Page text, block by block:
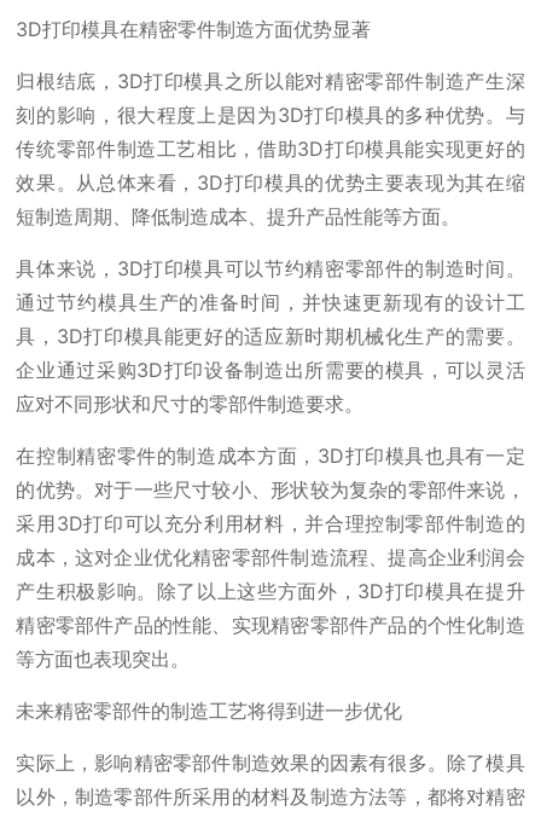
3D打印模具在精密零件制造方面优势显著
归根结底，3D打印模具之所以能对精密零部件制造产生深
刻的影响，很大程度上是因为3D打印模具的多种优势。与
传统零部件制造工艺相比，借助3D打印模具能实现更好的
效果。从总体来看，3D打印模具的优势主要表现为其在缩
短制造周期、降低制造成本、提升产品性能等方面。
具体来说，3D打印模具可以节约精密零部件的制造时间。
通过节约模具生产的准备时间，并快速更新现有的设计工
具，3D打印模具能更好的适应新时期机械化生产的需要。
企业通过采购3D打印设备制造出所需要的模具，可以灵活
应对不同形状和尺寸的零部件制造要求。
在控制精密零件的制造成本方面，3D打印模具也具有一定
的优势。对于一些尺寸较小、形状较为复杂的零部件来说，
采用3D打印可以充分利用材料，并合理控制零部件制造的
成本，这对企业优化精密零部件制造流程、提高企业利润会
产生积极影响。除了以上这些方面外，3D打印模具在提升
精密零部件产品的性能、实现精密零部件产品的个性化制造
等方面也表现突出。
未来精密零部件的制造工艺将得到进一步优化
实际上，影响精密零部件制造效果的因素有很多。除了模具
以外，制造零部件所采用的材料及制造方法等，都将对精密